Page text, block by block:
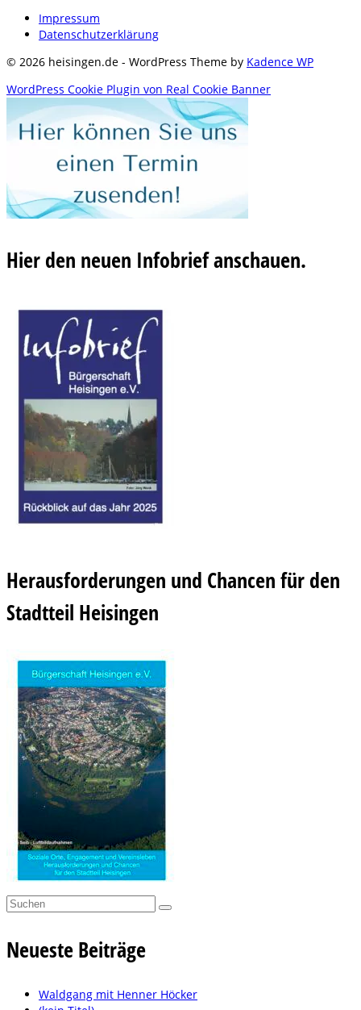
Impressum
Datenschutzerklärung
© 2026 heisingen.de - WordPress Theme by Kadence WP
WordPress Cookie Plugin von Real Cookie Banner
Hier den neuen Infobrief anschauen.
Herausforderungen und Chancen für den
Stadtteil Heisingen
Suchen
Neueste Beiträge
Waldgang mit Henner Höcker